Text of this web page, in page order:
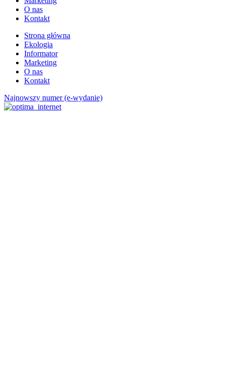
O nas
Kontakt
Strona główna
Ekologia
Informator
Marketing
O nas
Kontakt
Najnowszy numer (e-wydanie)